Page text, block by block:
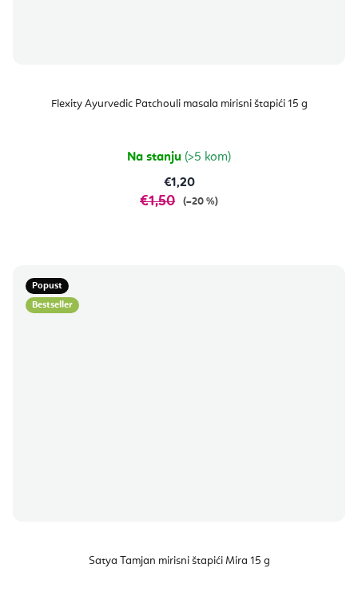
Flexity Ayurvedic Patchouli masala mirisni štapići 15 g
Na stanju (>5 kom)
€1,20
€1,50 (–20 %)
Popust
Bestseller
Satya Tamjan mirisni štapići Mira 15 g